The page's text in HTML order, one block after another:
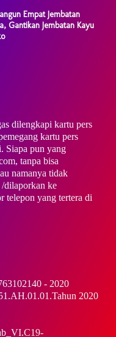
Empat Jembatan
Gantikan Jembatan Kayu
dilengkapi kartu pers
kartu pers
Siapa pun yang
tanpa bisa
namanya tidak
dilaporkan ke
telepon yang tertera di
- 2020
2020